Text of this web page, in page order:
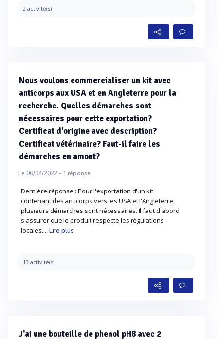
2 activité(s)
Nous voulons commercialiser un kit avec
anticorps aux USA et en Angleterre pour la
recherche. Quelles démarches sont
nécessaires pour cette exportation?
Certificat d'origine avec description?
Certificat vétérinaire? Faut-il faire les
démarches en amont?
Le 06/04/2022 - 1réponse
Dernière réponse : Pour l'exportation d'un kit
contenant des anticorps vers les USA et l'Angleterre,
plusieurs démarches sont nécessaires. Il faut d'abord
s'assurer que le produit respecte les régulations
locales,... Lire plus
13 activité(s)
J'ai une bouteille de phenol pH8 avec 2